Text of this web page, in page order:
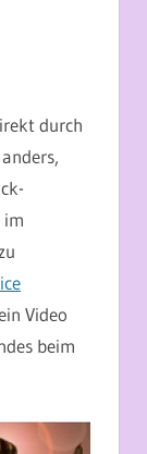
durch
im
Video
beim